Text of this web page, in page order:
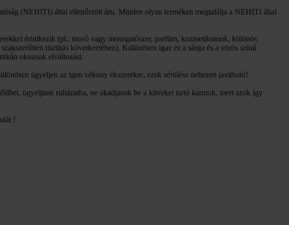
(NEHITI) által ellenőrzött áru. Minden olyan terméken megtalálja a NEHITI által
érintkezik (pl.: mosó vagy mosogatószer, parfüm, kozmetikumok, különös
tisztítás következtében). Különösen igaz ez a sárga és a vörös színű
okoznak elváltozást.
ügyeljen az igen vékony ékszerekre, ezek sérülése nehezen javítható!
ügyeljünk ruházatba, ne akadjanak be a köveket tartó karmok, mert azok így
!